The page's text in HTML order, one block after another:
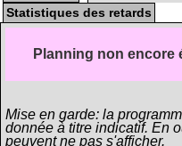
Statistiques des retards
Planning non encore
Mise en garde: la
donnée à titre indicatif. En
peuvent ne pas s'afficher.